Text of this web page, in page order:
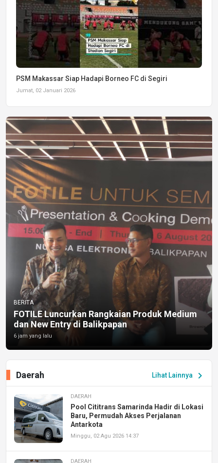
PSM Makassar Siap Hadapi Borneo FC di Segiri
Jumat, 02 Januari 2026
BERITA
FOTILE Luncurkan Rangkaian Produk Medium
dan New Entry di Balikpapan
6 jam yang lalu
Lihat Lainnya chevron_right
Daerah
DAERAH
Pool Cititrans Samarinda Hadir di Lokasi
Baru, Permudah Akses Perjalanan
Antarkota
Minggu, 02 Agu 2026 14:37
DAERAH